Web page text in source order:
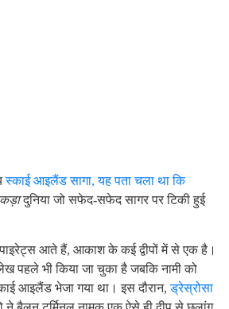
स्काई आइलैंड सागा, यह पता चला था कि
दुनिया जो सफेद-सफेद सागर पर टिकी हुई
पाइरेट्स आते हैं, आकाश के कई द्वीपों में से एक है।
पहले भी किया जा चुका है जबकि नामी को
आइलैंड भेजा गया था। इस दौरान,ड्रेस्रोसा